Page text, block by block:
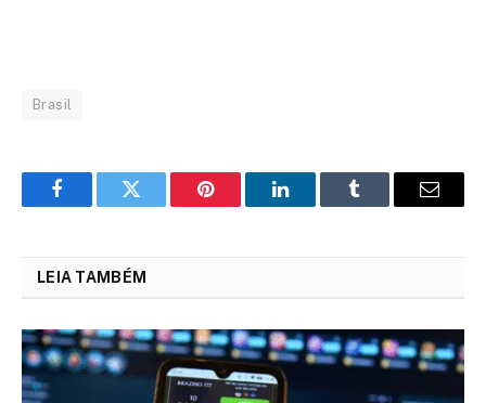
Brasil
FacebookTwitter Pinterest LinkedInTumblr Email
LEIA TAMBÉM